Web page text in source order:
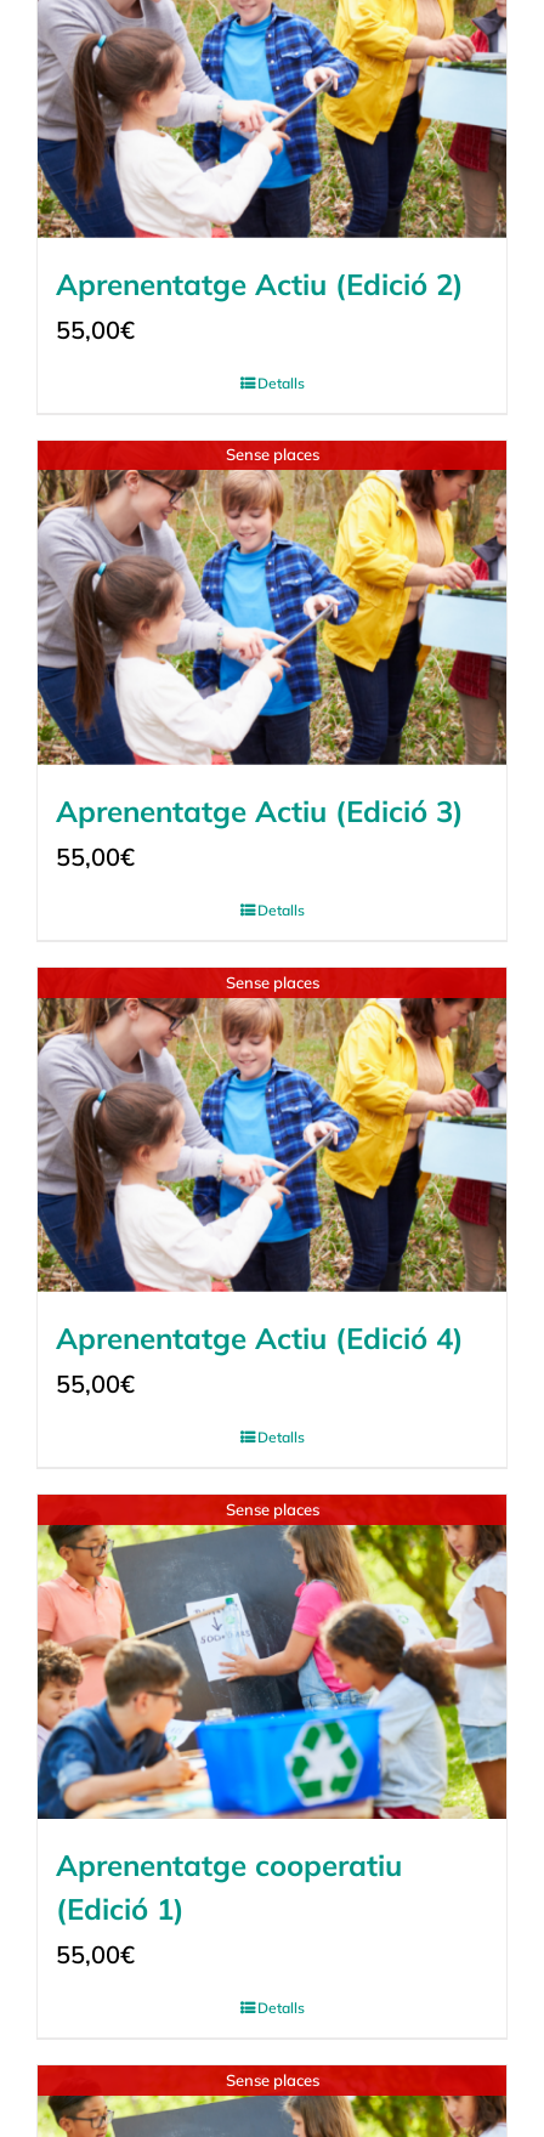
Aprenentatge Actiu (Edició 2)
55,00€
Detalls
Sense places
Aprenentatge Actiu (Edició 3)
55,00€
Detalls
Sense places
Aprenentatge Actiu (Edició 4)
55,00€
Detalls
Sense places
Aprenentatge cooperatiu
(Edició 1)
55,00€
Detalls
Sense places